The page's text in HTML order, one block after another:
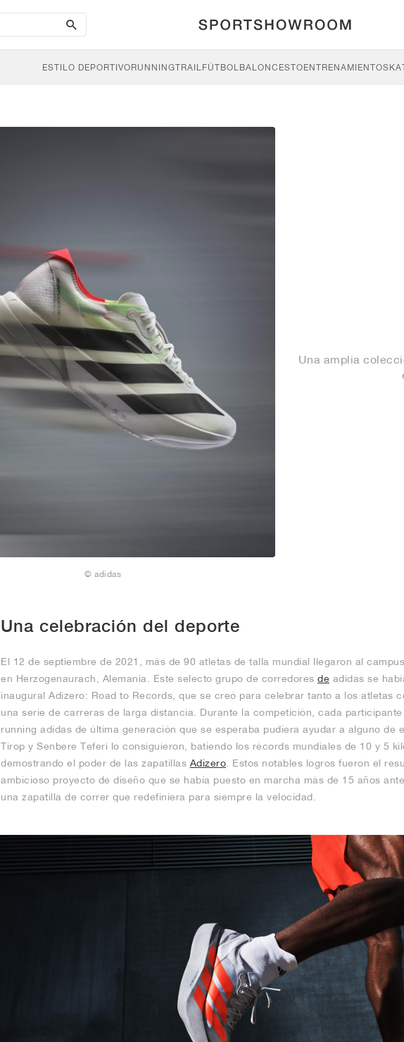
search-
btn
ESTILO DEPORTIVORUNNINGTRAILFÚTBOLBALONCESTOENTRENAMIENTO
Una amplia
© adidas
Una celebración del deporte
El 12 de septiembre de 2021, más de 90 atletas de talla mundial llegaron al
en Herzogenaurach, Alemania. Este selecto grupo de corredores de adidas se
inaugural Adizero: Road to Records, que se creó para celebrar tanto a los atletas
una serie de carreras de larga distancia. Durante la competición, cada
running adidas de última generación que se esperaba pudiera ayudar a alguno de
Tirop y Senbere Teferi lo consiguieron, batiendo los récords mundiales de 10 y 5
demostrando el poder de las zapatillas Adizero . Estos notables logros fueron el
ambicioso proyecto de diseño que se había puesto en marcha más de 15 años
una zapatilla de correr que redefiniera para siempre la velocidad.